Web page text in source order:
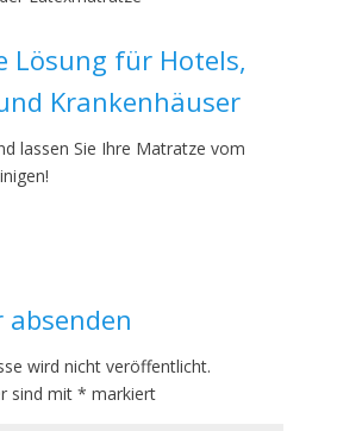
Lösung für Hotels,
Krankenhäuser
lassen Sie Ihre Matratze vom
absenden
wird nicht veröffentlicht.
sind mit * markiert